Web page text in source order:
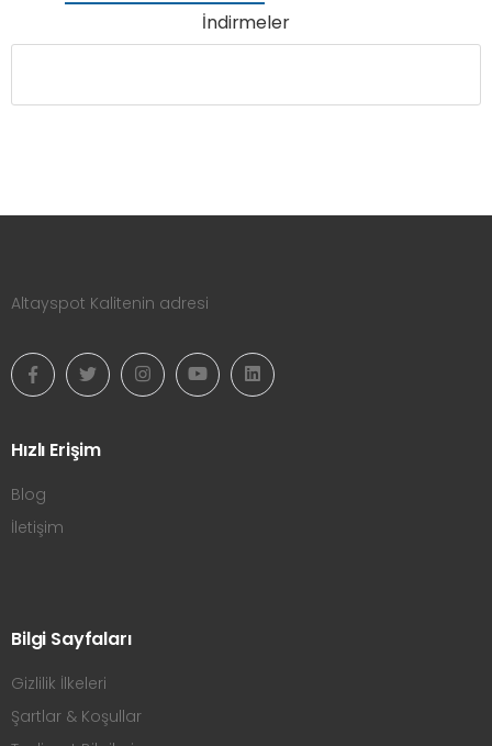
İndirmeler
Altayspot Kalitenin adresi
Hızlı Erişim
Blog
İletişim
Bilgi Sayfaları
Gizlilik İlkeleri
Şartlar & Koşullar